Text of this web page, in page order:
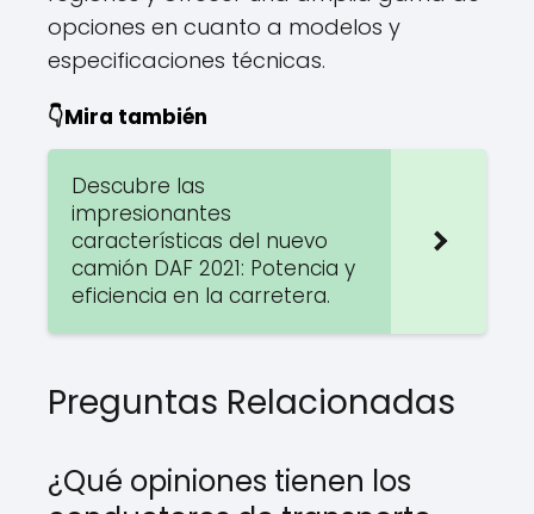
opciones en cuanto a modelos y
especificaciones técnicas.
👇Mira también
Descubre las
impresionantes
características del nuevo
camión DAF 2021: Potencia y
eficiencia en la carretera.
Preguntas Relacionadas
¿Qué opiniones tienen los